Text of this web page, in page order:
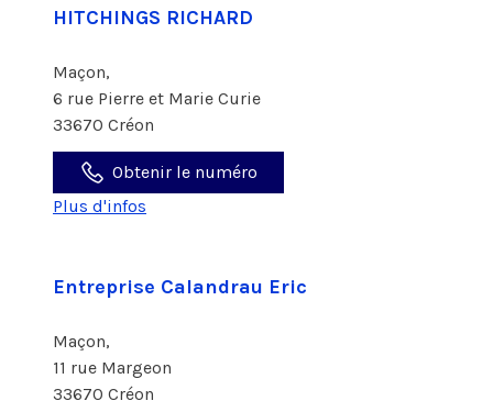
HITCHINGS RICHARD
Maçon,
6 rue Pierre et Marie Curie
33670 Créon
Obtenir le numéro
Plus d'infos
Entreprise Calandrau Eric
Maçon,
11 rue Margeon
33670 Créon